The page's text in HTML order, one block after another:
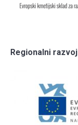
Regionalni razvoj